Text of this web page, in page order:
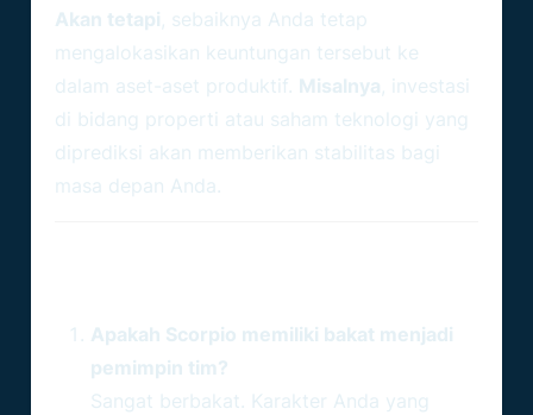
Akan tetapi, sebaiknya Anda tetap
mengalokasikan keuntungan tersebut ke
dalam aset-aset produktif. Misalnya, investasi
di bidang properti atau saham teknologi yang
diprediksi akan memberikan stabilitas bagi
masa depan Anda.
Apakah Scorpio memiliki bakat menjadi
pemimpin tim?
Sangat berbakat. Karakter Anda yang